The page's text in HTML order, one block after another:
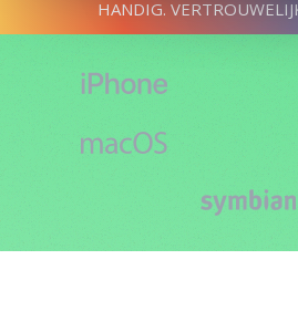
HANDIG.